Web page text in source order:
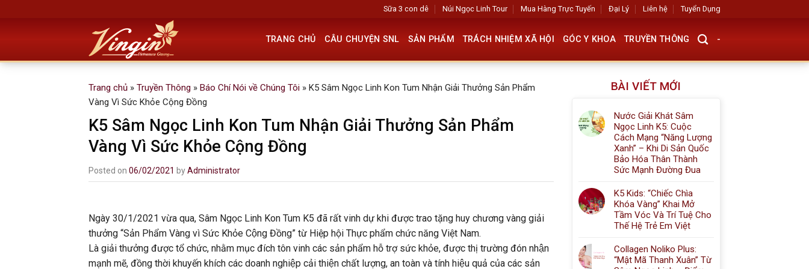
Sữa 3 con dê Núi Ngọc Linh Tour Mua Hàng Trực Tuyến Đại Lý Liên hệ Tuyển Dụng
TRANG CHỦ CÂU CHUYỆN SNL SẢN PHẨM TRÁCH NHIỆM XÃ HỘI GÓC Y KHOA TRUYỀN THÔNG -
Trang chủ » Truyền Thông » Báo Chí Nói về Chúng Tôi » K5 Sâm Ngọc Linh Kon Tum Nhận Giải Thưởng Sản Phẩm
Vàng Vì Sức Khỏe Cộng Đồng
K5 Sâm Ngọc Linh Kon Tum Nhận Giải Thưởng Sản Phẩm
Vàng Vì Sức Khỏe Cộng Đồng
Posted on 06/02/2021 byAdministrator
Ngày 30/1/2021 vừa qua, Sâm Ngọc Linh Kon Tum K5 đã rất vinh dự khi được trao tặng huy chương vàng giải
thưởng “Sản Phẩm Vàng vì Sức Khỏe Cộng Đồng” từ Hiệp hội Thực phẩm chức năng Việt Nam.
Là giải thưởng được tổ chức, nhằm mục đích tôn vinh các sản phẩm hỗ trợ sức khỏe, được thị trường đón nhận
mạnh mẽ, đồng thời khuyến khích các doanh nghiệp cải thiện chất lượng, an toàn và tính hiệu quả của các sản
BÀI VIẾT MỚI
Nước Giải Khát Sâm
Ngọc Linh K5: Cuộc
Cách Mạng “Năng Lượng
Xanh” – Khi Di Sản Quốc
Bảo Hóa Thân Thành
Sức Mạnh Đường Đua
K5 Kids: “Chiếc Chìa
Khóa Vàng” Khai Mở
Tầm Vóc Và Trí Tuệ Cho
Thế Hệ Trẻ Em Việt
Collagen Noliko Plus:
“Mật Mã Thanh Xuân” Từ